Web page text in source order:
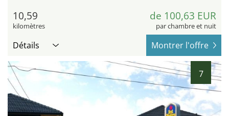
10,59
kilomètres
de 100,63 EUR
par chambre et nuit
Détails Montrer l'offre
7